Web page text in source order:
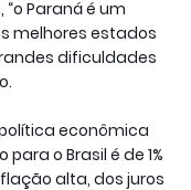
Paraná é um
melhores estados
dificuldades
econômica
o Brasil é de 1%
alta, dos juros